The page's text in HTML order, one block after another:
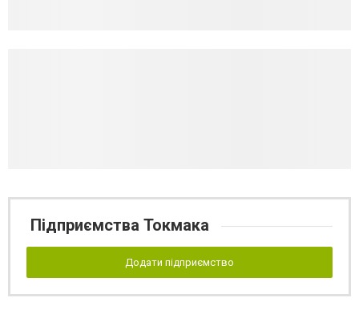
Підприємства Токмака
Додати підприємство